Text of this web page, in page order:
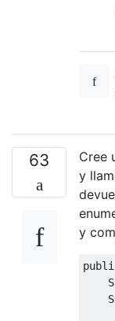
63 Cree
y
y